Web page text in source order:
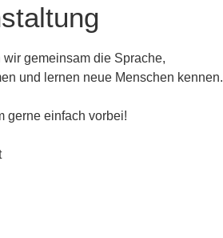
wir gemeinsam die Sprache,
und lernen neue Menschen kennen.
gerne einfach vorbei!